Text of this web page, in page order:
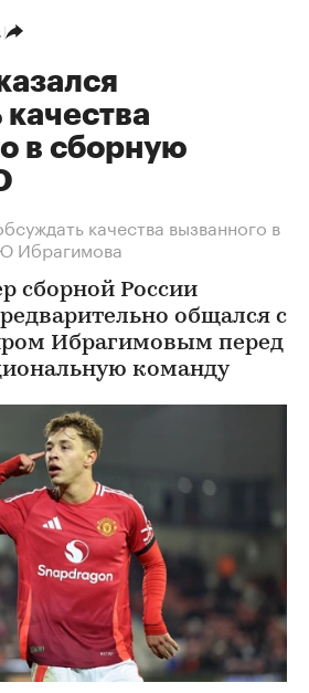
в сборную
качества вызванного в
Ибрагимова
сборной России
общался с
Ибрагимовым перед
команду